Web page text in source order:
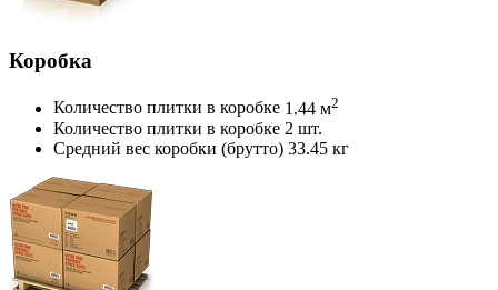
Коробка
Количество плитки в коробке 1.44 м2
Количество плитки в коробке 2 шт.
Средний вес коробки (брутто) 33.45 кг